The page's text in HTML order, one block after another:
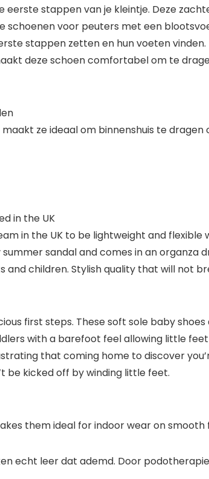
stappen van je kleintje. Deze
schoenen voor peuters met een
stappen zetten en hun voeten
deze schoen comfortabel om te
ze ideaal om binnenshuis te
in the UK
in the UK to be lightweight and
sandal and comes in an organza
children. Stylish quality that will not
first steps. These soft sole baby
with a barefoot feel allowing little
that coming home to discover
be kicked off by winding little feet.
them ideal for indoor wear on
echt leer dat ademd. Door